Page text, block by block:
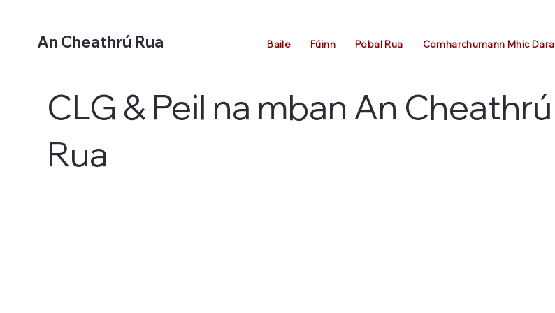
An Cheathrú Rua Baile Fúinn Pobal Rua Comharchumann Mhic Dara
CLG & Peil na mban An Cheathrú
Rua